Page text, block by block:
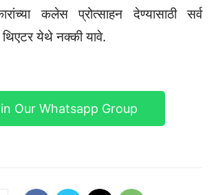
कलेस प्रोत्साहन देण्यासाठी सर्व
थिएटर येथे नक्की यावे.
Our Whatsapp Group